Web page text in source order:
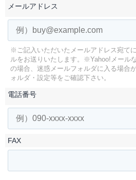
メールアドレス
※ご記入いただいたメールアドレス宛て
ルをお送りいたします。
※Yahoo!メール
の場合、迷惑メールフォルダに入る場合が
ォルダ・設定等をご確認下さい。
電話番号
FAX